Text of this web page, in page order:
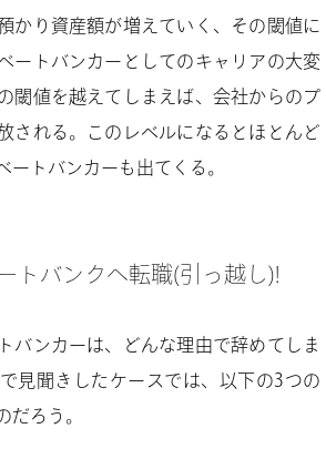
かり資産額が増えていく、その閾値に
ートバンカーとしてのキャリアの大変
閾値を越えてしまえば、会社からのプ
される。このレベルになるとほとんど
ートバンカーも出てくる。
トバンクへ転職(引っ越し)!
バンカーは、どんな理由で辞めてしま
見聞きしたケースでは、以下の3つの
だろう。